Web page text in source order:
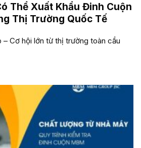
Thể Xuất Khẩu Đinh Cuộn
Thị Trường Quốc Tế
Cơ hội lớn từ thị trường toàn cầu